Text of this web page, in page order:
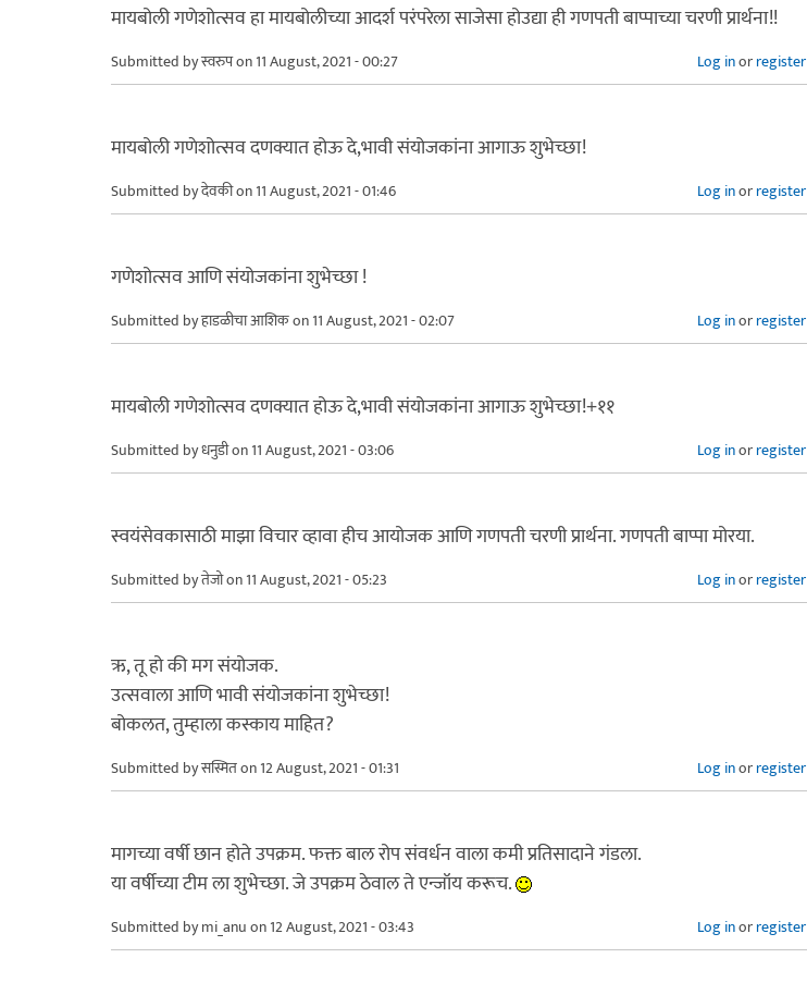
मायबोली गणेशोत्सव हा मायबोलीच्या आदर्श परंपरेला साजेसा होउद्या ही गणपती बाप्पाच्या चरणी प्रार्थना!!
Submitted byस्वरुपon 11 August, 2021 - 00:27 Log inorregister
मायबोली गणेशोत्सव दणक्यात होऊ दे,भावी संयोजकांना आगाऊ शुभेच्छा!
Submitted byदेवकीon 11 August, 2021 - 01:46 Log inorregister
गणेशोत्सव आणि संयोजकांना शुभेच्छा !
Submitted byहाडळीचा आशिकon 11 August, 2021 - 02:07 Log inorregister
मायबोली गणेशोत्सव दणक्यात होऊ दे,भावी संयोजकांना आगाऊ शुभेच्छा!+११
Submitted byधनुडीon 11 August, 2021 - 03:06 Log inorregister
स्वयंसेवकासाठी माझा विचार व्हावा हीच आयोजक आणि गणपती चरणी प्रार्थना. गणपती बाप्पा मोरया.
Submitted byतेजोon 11 August, 2021 - 05:23 Log inorregister
ऋ, तू हो की मग संयोजक.
उत्सवाला आणि भावी संयोजकांना शुभेच्छा!
बोकलत, तुम्हाला कस्काय माहित?
Submitted byसस्मितon 12 August, 2021 - 01:31 Log inorregister
मागच्या वर्षी छान होते उपक्रम. फक्त बाल रोप संवर्धन वाला कमी प्रतिसादाने गंडला.
या वर्षीच्या टीम ला शुभेच्छा. जे उपक्रम ठेवाल ते एन्जॉय करूच.
Submitted bymi_anuon 12 August, 2021 - 03:43 Log inorregister